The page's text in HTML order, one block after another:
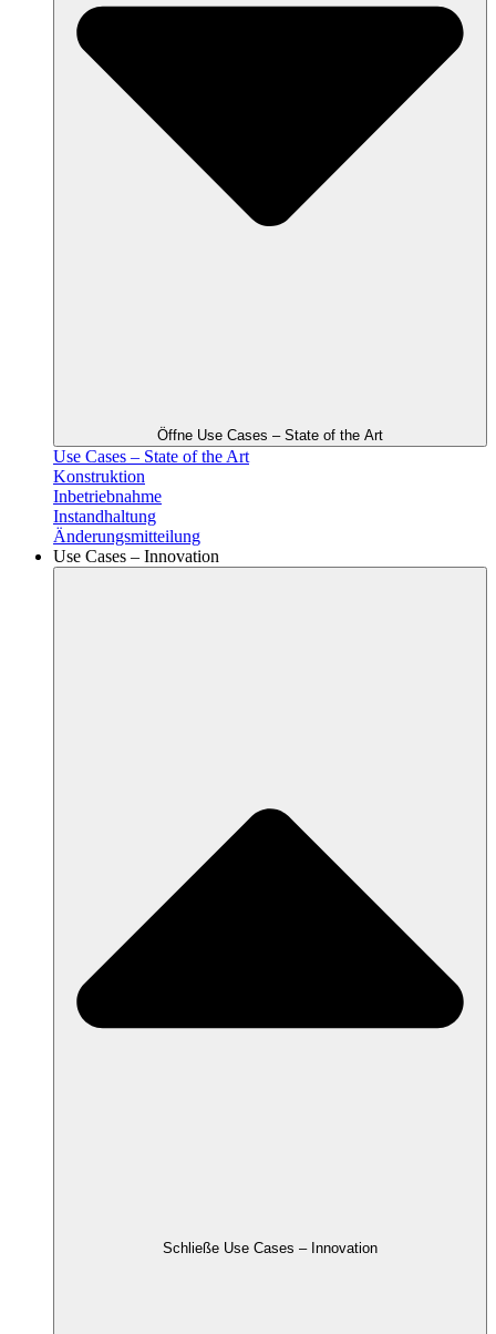
Öffne Use Cases – State of the Art
Use Cases – State of the Art
Konstruktion
Inbetriebnahme
Instandhaltung
Änderungsmitteilung
Use Cases – Innovation
Schließe Use Cases – Innovation